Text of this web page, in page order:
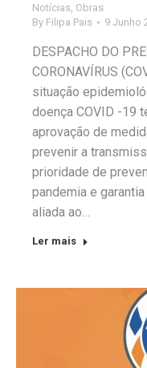
Notícias, Obras
By Filipa Pais 9 Junho
DESPACHO DO
CORONAVÍRUS
situação
doença COVID -19
aprovação de
prevenir a
prioridade de
pandemia e
aliada ao…
Ler mais